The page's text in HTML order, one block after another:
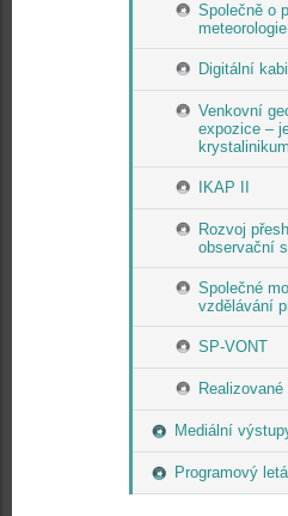
Společně o
Digitální
Venkovní
expozice –
krystalinikum
IKAP II
Rozvoj
observační
Společné
vzdělávání
SP-VONT
Mediální
Programový